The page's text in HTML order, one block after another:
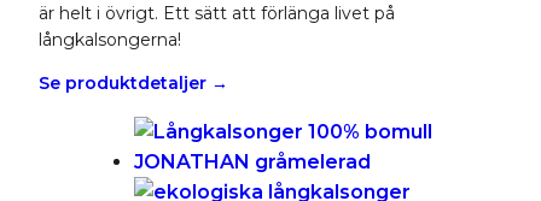
är helt i övrigt. Ett sätt att förlänga livet på
långkalsongerna!
Se produktdetaljer →